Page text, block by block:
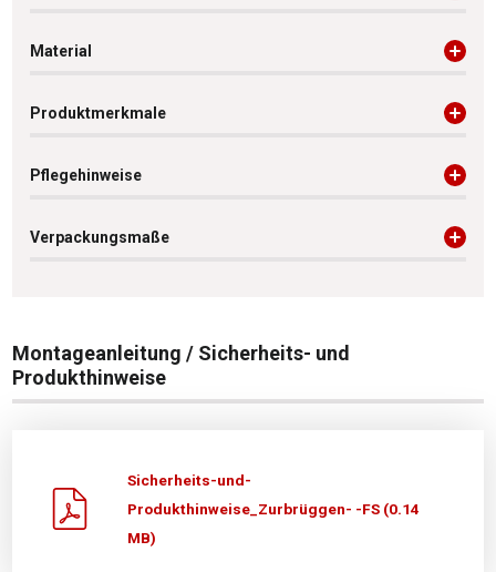
Material
Produktmerkmale
Pflegehinweise
Verpackungsmaße
Montageanleitung / Sicherheits- und
Produkthinweise
Sicherheits-und-
Produkthinweise_Zurbrüggen- -FS (0.14
MB)